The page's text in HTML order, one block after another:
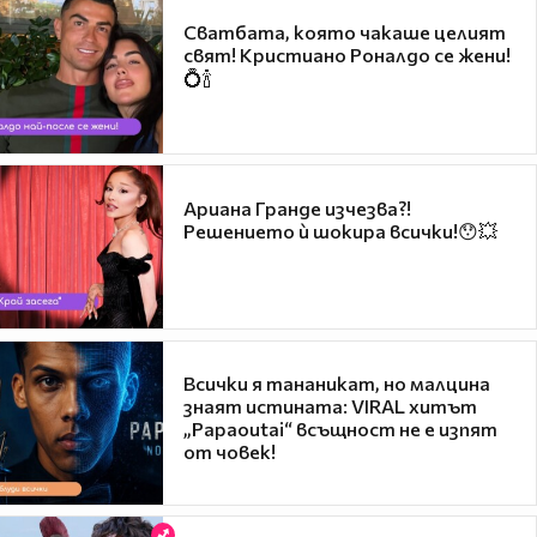
Сватбата, която чакаше целият
свят! Кристиано Роналдо се жени!
💍🍾
Ариана Гранде изчезва?!
Решението ѝ шокира всички!😯💥
Всички я тананикат, но малцина
знаят истината: VIRAL хитът
„Papaoutai“ всъщност не е изпят
от човек!